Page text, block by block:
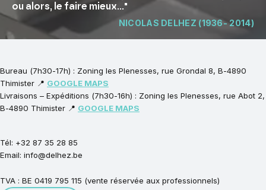
ou alors, le faire mieux..."
NICOLAS DELHEZ (1936- 2014)
Bureau (7h30-17h) : Zoning les Plenesses, rue Grondal 8, B-4890
Thimister 📍 GOOGLE MAPS
Livraisons – Expéditions (7h30-16h) : Zoning les Plenesses, rue Abot 2,
B-4890 Thimister 📍 GOOGLE MAPS
Tél: +32 87 35 28 85
Email: info@delhez.be
TVA : BE 0419 795 115 (vente réservée aux professionnels)